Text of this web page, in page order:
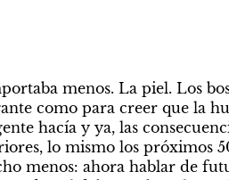
menos. La piel. Los
como para creer que la
hacía y ya, las
lo mismo los próximos
menos: ahora hablar de